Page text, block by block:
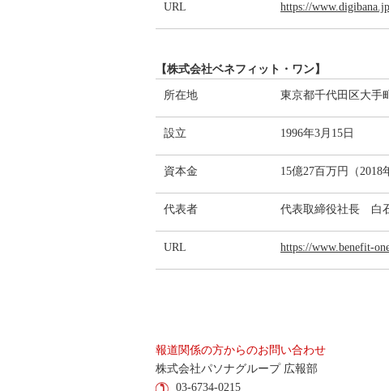
URL https://www.digibana.jp
【株式会社ベネフィット・ワン】
所在地 東京都千代田区大
設立 1996年3月15日
資本金 15億27百万円（2018
代表者 代表取締役社長 白
URL https://www.benefit-
報道関係の方からのお問い合わせ
株式会社パソナグループ 広報部
03-6734-0215